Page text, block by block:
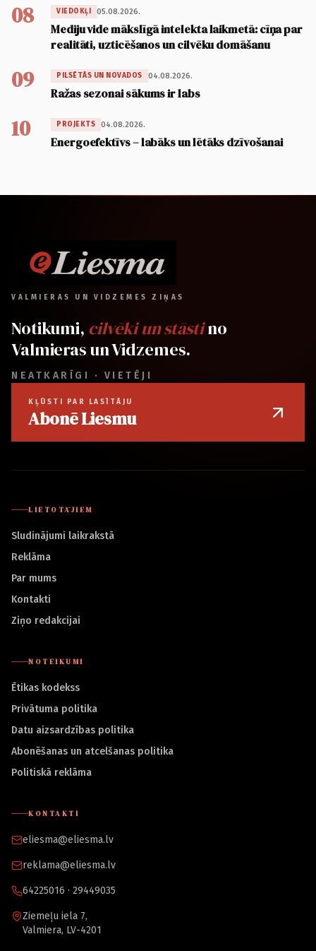
08 VIEDOKĻI 05.08.2026.
Mediju vide mākslīgā intelekta laikmetā: cīņa par
realitāti, uzticēšanos un cilvēku domāšanu
09 PILSĒTĀS UN NOVADOS 04.08.2026.
Ražas sezonai sākums ir labs
10 PROJEKTS 04.08.2026.
Energoefektīvs – labāks un lētāks dzīvošanai
VALMIERAS UN VIDZEMES ZIŅAS
Notikumi, cilvēki un stāstino
Valmieras un Vidzemes.
NEATKARĪGI · VIETĒJI
KĻŪSTI PAR LASĪTĀJU
Abonē Liesmu
LIETOTĀJIEM
Sludinājumi laikrakstā
Reklāma
Par mums
Kontakti
Ziņo redakcijai
NOTEIKUMI
Ētikas kodekss
Privātuma politika
Datu aizsardzības politika
Abonēšanas un atcelšanas politika
Politiskā reklāma
KONTAKTI
eliesma@eliesma.lv
reklama@eliesma.lv
64225016 · 29449035
Ziemeļu iela 7,
Valmiera, LV-4201